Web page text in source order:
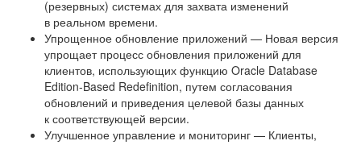
(резервных) системах для захвата изменений
в реальном времени.
Упрощенное обновление приложений — Новая версия
упрощает процесс обновления приложений для
клиентов, использующих функцию Oracle Database
Edition-Based Redefinition, путем согласования
обновлений и приведения целевой базы данных
к соответствующей версии.
Улучшенное управление и мониторинг — Клиенты,